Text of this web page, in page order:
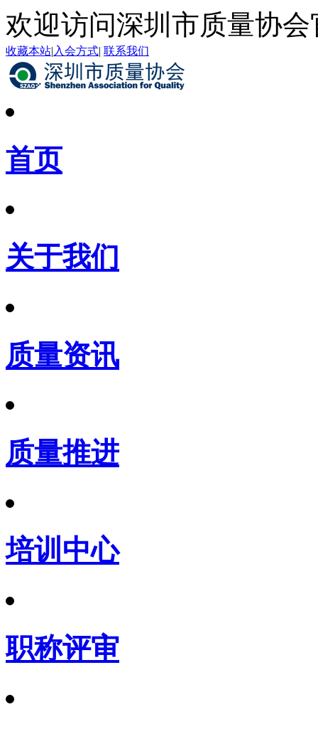
欢迎访问深圳市质量协会
收藏本站| 入会方式| 联系我们
首页
关于我们
质量资讯
质量推进
培训中心
职称评审